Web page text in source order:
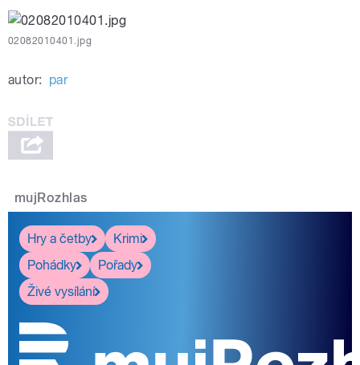
02082010401.jpg
autor: par
mujRozhlas
Hry a četby
Krimi
Pohádky
Pořady
Živé vysílání